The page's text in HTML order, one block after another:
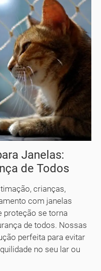
Janelas:
de Todos
crianças,
com janelas
proteção se torna
de todos. Nossas
perfeita para evitar
no seu lar ou